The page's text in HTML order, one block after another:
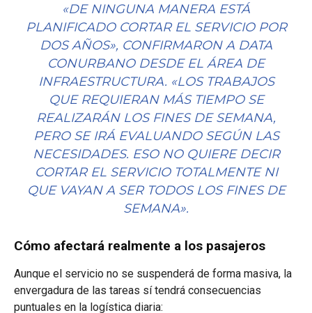
«DE NINGUNA MANERA ESTÁ
PLANIFICADO CORTAR EL SERVICIO POR
DOS AÑOS», CONFIRMARON A DATA
CONURBANO DESDE EL ÁREA DE
INFRAESTRUCTURA. «LOS TRABAJOS
QUE REQUIERAN MÁS TIEMPO SE
REALIZARÁN LOS FINES DE SEMANA,
PERO SE IRÁ EVALUANDO SEGÚN LAS
NECESIDADES. ESO NO QUIERE DECIR
CORTAR EL SERVICIO TOTALMENTE NI
QUE VAYAN A SER TODOS LOS FINES DE
SEMANA».
Cómo afectará realmente a los pasajeros
Aunque el servicio no se suspenderá de forma masiva, la
envergadura de las tareas sí tendrá consecuencias
puntuales en la logística diaria: